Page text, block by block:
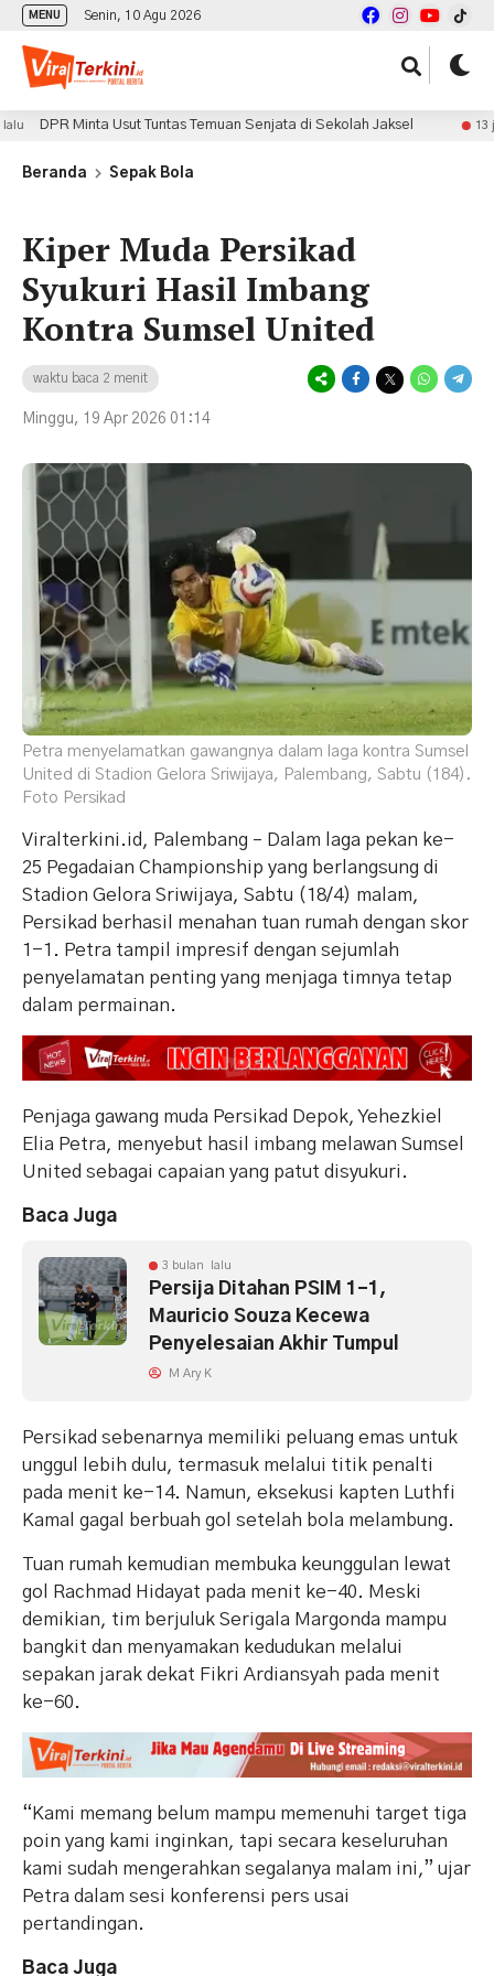
MENU Senin, 10 Agu 2026
Minta Usut Tuntas Temuan Senjata di Sekolah Jaksel 13 jam lalu
Beranda Sepak Bola
Kiper Muda Persikad
Syukuri Hasil Imbang
Kontra Sumsel United
waktu baca 2 menit
Minggu, 19 Apr 2026 01:14
Petra menyelamatkan gawangnya dalam laga kontra Sumsel
United di Stadion Gelora Sriwijaya, Palembang, Sabtu (184).
Foto Persikad
Viralterkini.id, Palembang – Dalam laga pekan ke-
25 Pegadaian Championship yang berlangsung di
Stadion Gelora Sriwijaya, Sabtu (18/4) malam,
Persikad berhasil menahan tuan rumah dengan skor
1-1. Petra tampil impresif dengan sejumlah
penyelamatan penting yang menjaga timnya tetap
dalam permainan.
Penjaga gawang muda Persikad Depok, Yehezkiel
Elia Petra, menyebut hasil imbang melawan Sumsel
United sebagai capaian yang patut disyukuri.
Baca Juga
3 bulan lalu
Persija Ditahan PSIM 1-1,
Mauricio Souza Kecewa
Penyelesaian Akhir Tumpul
M Ary K
Persikad sebenarnya memiliki peluang emas untuk
unggul lebih dulu, termasuk melalui titik penalti
pada menit ke-14. Namun, eksekusi kapten Luthfi
Kamal gagal berbuah gol setelah bola melambung.
Tuan rumah kemudian membuka keunggulan lewat
gol Rachmad Hidayat pada menit ke-40. Meski
demikian, tim berjuluk Serigala Margonda mampu
bangkit dan menyamakan kedudukan melalui
sepakan jarak dekat Fikri Ardiansyah pada menit
ke-60.
“Kami memang belum mampu memenuhi target tiga
poin yang kami inginkan, tapi secara keseluruhan
kami sudah mengerahkan segalanya malam ini,” ujar
Petra dalam sesi konferensi pers usai
pertandingan.
Baca Juga